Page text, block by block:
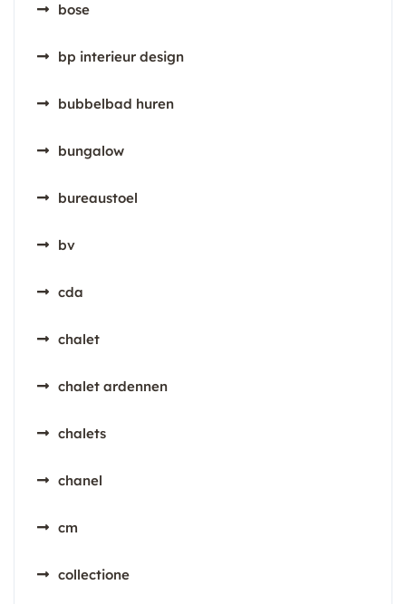
bose
bp interieur design
bubbelbad huren
bungalow
bureaustoel
bv
cda
chalet
chalet ardennen
chalets
chanel
cm
collectione